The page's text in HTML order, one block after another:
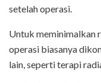
setelah operasi.
Untuk meminimalkan
operasi biasanya
lain, seperti terapi